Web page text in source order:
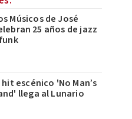
Músicos de José
25 años de jazz
hit escénico 'No Man’s
llega al Lunario